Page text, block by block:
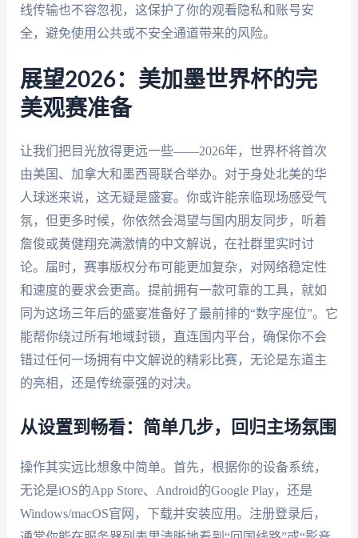
线传输也不容忽视，这保护了你的观看隐私和账号安
全，避免使用公共或不安全通道带来的风险。
展望2026：美加墨世界杯的完
美观赛准备
让我们把目光放得更远一些——2026年，世界杯将首次
由美国、加拿大和墨西哥联合举办。对于身处北美的华
人球迷来说，这无疑是盛宴。你或许能亲临现场感受气
氛，但更多时候，你依然会渴望与国内朋友同步，听着
詹俊或黄健翔充满激情的中文解说，在社群里实时讨
论。届时，赛事版权分布可能更加复杂，对网络稳定性
和速度的要求会更高。提前拥有一款可靠的工具，就如
同为这场三年后的盛宴准备好了最前排的“数字座位”。它
能帮你绕过所有地域封锁，直连国内平台，确保你不会
错过任何一场拥有中文解说的精彩比赛，无论是东道主
的亮相，还是传统豪强的对决。
从设置到畅看：简单几步，回归主场氛围
操作其实远比想象中简单。首先，根据你的设备系统，
无论是iOS的App Store、Android的Google Play，还是
Windows/macOS官网，下载并安装应用。注册登录后，